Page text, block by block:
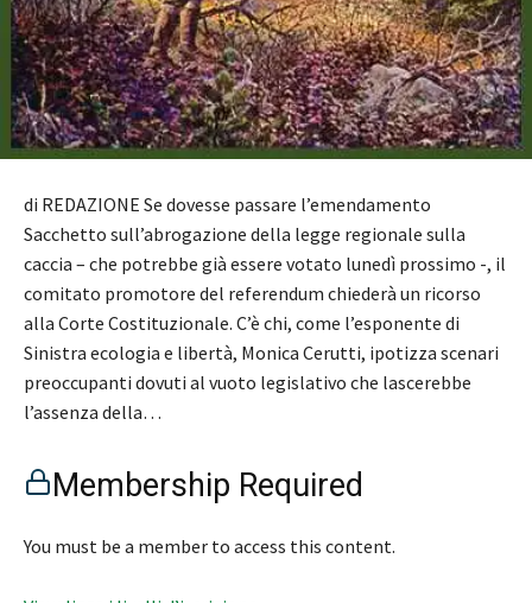
di REDAZIONE Se dovesse passare l’emendamento
Sacchetto sull’abrogazione della legge regionale sulla
caccia – che potrebbe già essere votato lunedì prossimo -, il
comitato promotore del referendum chiederà un ricorso
alla Corte Costituzionale. C’è chi, come l’esponente di
Sinistra ecologia e libertà, Monica Cerutti, ipotizza scenari
preoccupanti dovuti al vuoto legislativo che lascerebbe
l’assenza della…
Membership Required
You must be a member to access this content.